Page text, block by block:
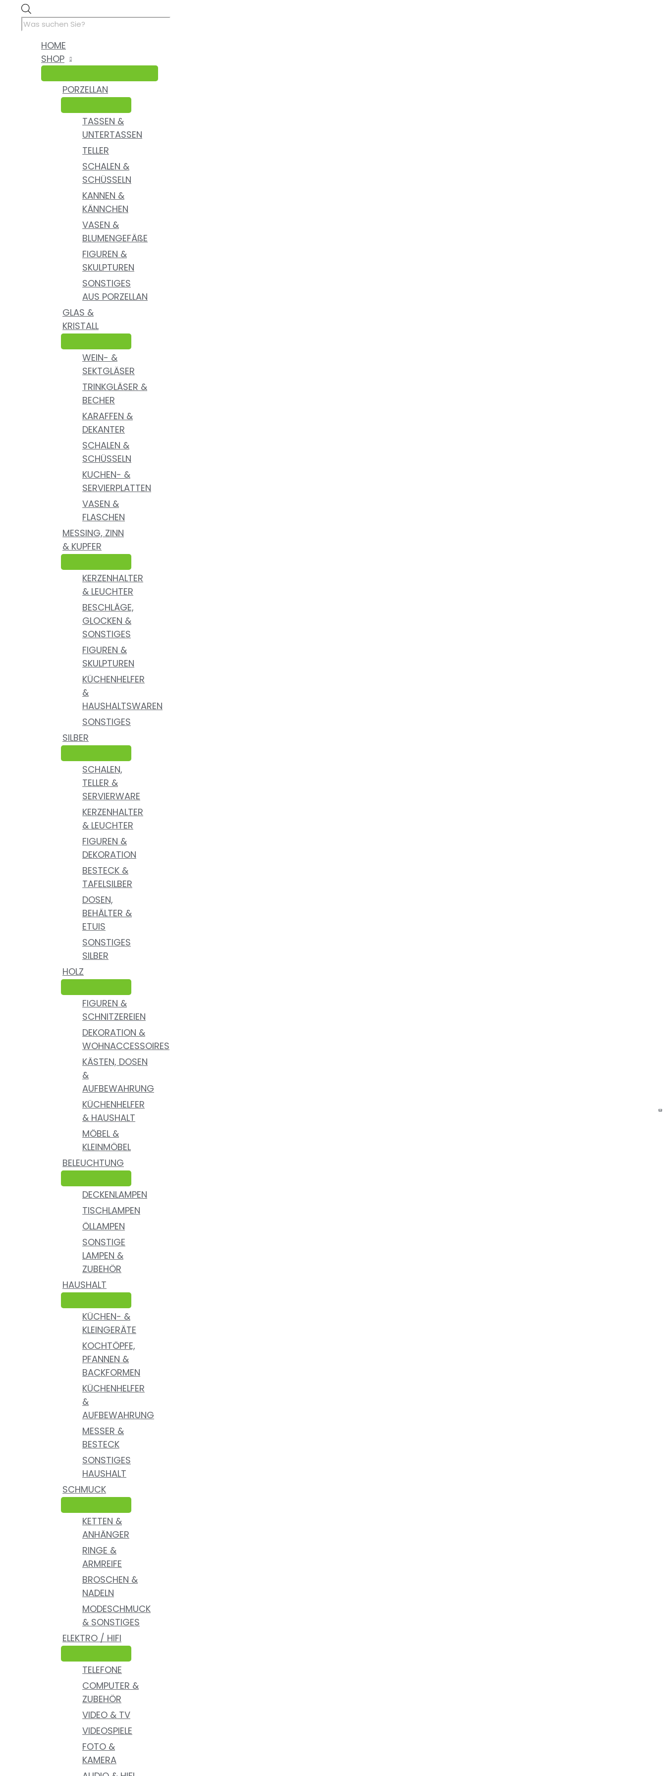
Inhalt
springen
search
HOME
SHOP
PORZELLAN
TASSEN &
UNTERTASSEN
TELLER
SCHALEN &
SCHÜSSELN
KANNEN &
KÄNNCHEN
VASEN &
BLUMENGEFÄßE
FIGUREN &
SKULPTUREN
SONSTIGES
AUS PORZELLAN
GLAS &
KRISTALL
WEIN- &
SEKTGLÄSER
TRINKGLÄSER &
BECHER
KARAFFEN &
DEKANTER
SCHALEN &
SCHÜSSELN
KUCHEN- &
SERVIERPLATTEN
VASEN &
FLASCHEN
MESSING, ZINN
& KUPFER
KERZENHALTER
& LEUCHTER
BESCHLÄGE,
GLOCKEN &
SONSTIGES
FIGUREN &
SKULPTUREN
KÜCHENHELFER
&
HAUSHALTSWAREN
SONSTIGES
SILBER
SCHALEN,
TELLER &
SERVIERWARE
KERZENHALTER
& LEUCHTER
FIGUREN &
DEKORATION
BESTECK &
TAFELSILBER
DOSEN,
BEHÄLTER &
ETUIS
SONSTIGES
SILBER
HOLZ
FIGUREN &
SCHNITZEREIEN
DEKORATION &
WOHNACCESSOIRES
KÄSTEN, DOSEN
&
AUFBEWAHRUNG
KÜCHENHELFER
& HAUSHALT
MÖBEL &
KLEINMÖBEL
BELEUCHTUNG
DECKENLAMPEN
TISCHLAMPEN
ÖLLAMPEN
SONSTIGE
LAMPEN &
ZUBEHÖR
HAUSHALT
KÜCHEN- &
KLEINGERÄTE
KOCHTÖPFE,
PFANNEN &
BACKFORMEN
KÜCHENHELFER
&
AUFBEWAHRUNG
MESSER &
BESTECK
SONSTIGES
HAUSHALT
SCHMUCK
KETTEN &
ANHÄNGER
RINGE &
ARMREIFE
BROSCHEN &
NADELN
MODESCHMUCK
& SONSTIGES
ELEKTRO / HIFI
TELEFONE
COMPUTER &
ZUBEHÖR
VIDEO & TV
VIDEOSPIELE
FOTO &
KAMERA
Aktualität